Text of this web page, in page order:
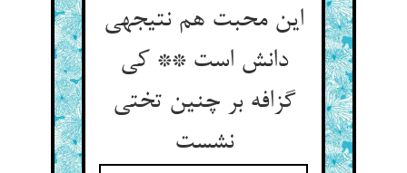
این محبت هم نتیجه‏ی
دانش است ** کی
گزافه بر چنین تختی
نشست‏